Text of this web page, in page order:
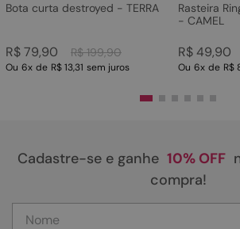
Bota curta destroyed - TERRA
R$ 199,90
R$79,90
Ou 6x de R$ 13,31 sem juros
Rasteira
- CAMEL
R$49,90
Ou 6x de R$
Cadastre-se e ganhe 10% OFF
compra!